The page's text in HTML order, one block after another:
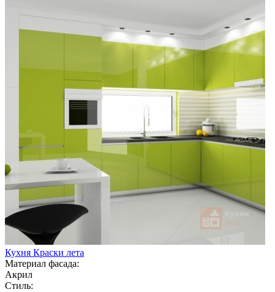
Кухня Краски лета
Материал фасада:
Акрил
Стиль: